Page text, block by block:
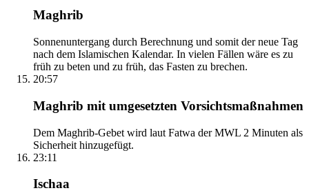
Maghrib
Sonnenuntergang durch Berechnung und somit der neue Tag
nach dem Islamischen Kalendar. In vielen Fällen wäre es zu
früh zu beten und zu früh, das Fasten zu brechen.
20:57
Maghrib mit umgesetzten Vorsichtsmaßnahmen
Dem Maghrib-Gebet wird laut Fatwa der MWL 2 Minuten als
Sicherheit hinzugefügt.
23:11
Ischaa